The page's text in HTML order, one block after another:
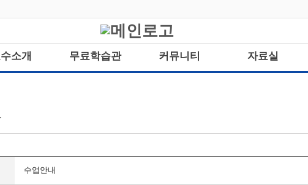
소개 무료학습관 커뮤니티 자료실
수업안내